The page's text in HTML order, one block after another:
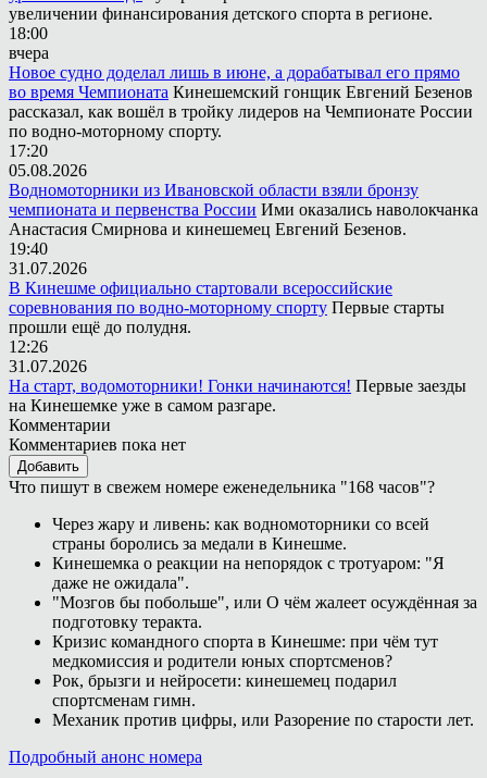
увеличении финансирования детского спорта в регионе.
18:00
вчера
Новое судно доделал лишь в июне, а дорабатывал его прямо
во время Чемпионата Кинешемский гонщик Евгений Безенов
рассказал, как вошёл в тройку лидеров на Чемпионате России
по водно-моторному спорту.
17:20
05.08.2026
Водномоторники из Ивановской области взяли бронзу
чемпионата и первенства России Ими оказались наволокчанка
Анастасия Смирнова и кинешемец Евгений Безенов.
19:40
31.07.2026
В Кинешме официально стартовали всероссийские
соревнования по водно-моторному спорту Первые старты
прошли ещё до полудня.
12:26
31.07.2026
На старт, водомоторники! Гонки начинаются! Первые заезды
на Кинешемке уже в самом разгаре.
Комментарии
Комментариев пока нет
Добавить
Что пишут в свежем номере еженедельника "168 часов"?
Через жару и ливень: как водномоторники со всей
страны боролись за медали в Кинешме.
Кинешемка о реакции на непорядок с тротуаром: "Я
даже не ожидала".
"Мозгов бы побольше", или О чём жалеет осуждённая за
подготовку теракта.
Кризис командного спорта в Кинешме: при чём тут
медкомиссия и родители юных спортсменов?
Рок, брызги и нейросети: кинешемец подарил
спортсменам гимн.
Механик против цифры, или Разорение по старости лет.
Подробный анонс номера